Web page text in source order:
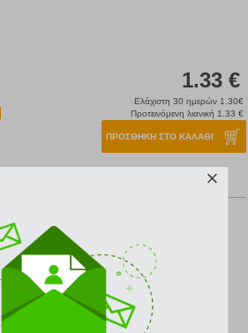
1.33 €
Ελάχιστη 30 ημερών 1.30€
Προτεινόμενη λιανική 1.33 €
ΠΡΟΣΘΗΚΗ ΣΤΟ ΚΑΛΑΘΙ
fine 50 φύλλων, διάστασης
και ριγέ φύλλα,